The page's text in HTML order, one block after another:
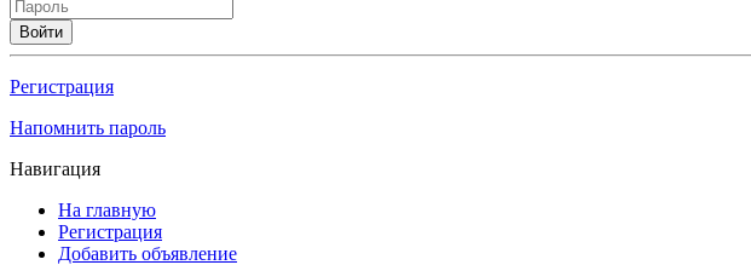
Войти
Регистрация
Напомнить пароль
Навигация
На главную
Регистрация
Добавить объявление